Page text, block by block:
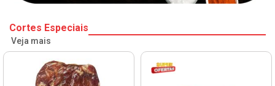
Cortes Especiais
Veja mais